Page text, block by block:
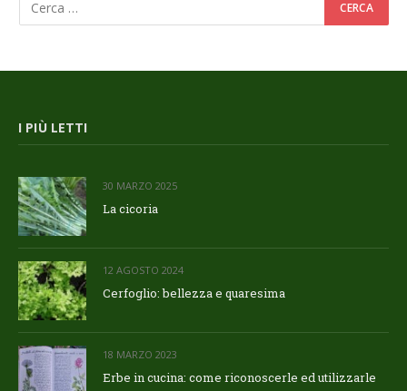
I PIÙ LETTI
30 MARZO 2025
La cicoria
12 AGOSTO 2024
Cerfoglio: bellezza e quaresima
18 MARZO 2023
Erbe in cucina: come riconoscerle ed utilizzarle